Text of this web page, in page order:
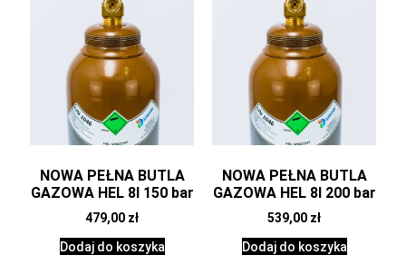
NOWA PEŁNA BUTLA
GAZOWA HEL 8l 150 bar
479,00 zł
Dodaj do koszyka
NOWA PEŁNA BUTLA
GAZOWA HEL 8l 200 bar
539,00 zł
Dodaj do koszyka